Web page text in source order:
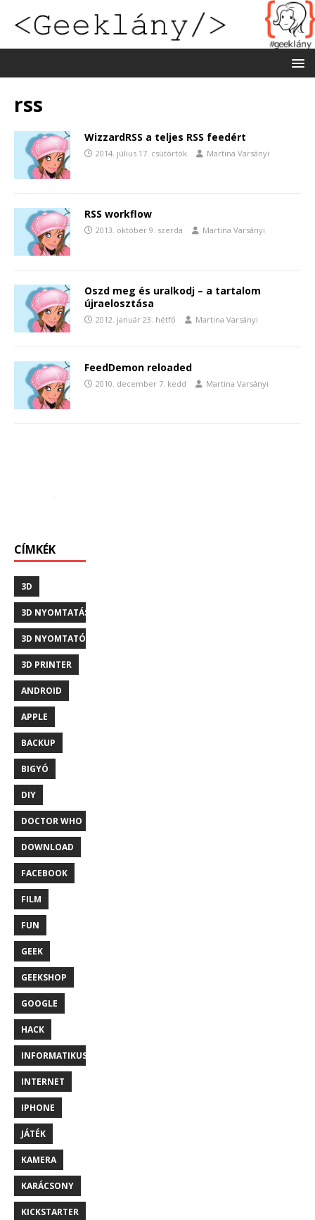
rss
WizzardRSS a teljes RSS feedért
2014. július 17. csütörtök Martina Varsányi
RSS workflow
2013. október 9. szerda Martina Varsányi
Oszd meg és uralkodj – a tartalom
újraelosztása
2012. január 23. hétfő Martina Varsányi
FeedDemon reloaded
2010. december 7. kedd Martina Varsányi
CÍMKÉK
3D
3D NYOMTATÁS
3D NYOMTATÓ
3D PRINTER
ANDROID
APPLE
BACKUP
BIGYÓ
DIY
DOCTOR WHO
DOWNLOAD
FACEBOOK
FILM
FUN
GEEK
GEEKSHOP
GOOGLE
HACK
INFORMATIKUS
INTERNET
IPHONE
JÁTÉK
KAMERA
KARÁCSONY
KICKSTARTER